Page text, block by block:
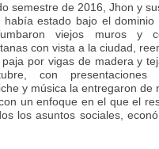
semestre de 2016, Jhon y
había estado bajo el dominio
viejos muros y
con vista a la ciudad,
por vigas de madera y
con presentaciones
y música la entregaron de
un enfoque en el que el
los asuntos sociales,